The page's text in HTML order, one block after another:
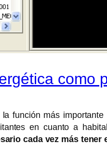
como
función más
en cuanto a
cada vez más